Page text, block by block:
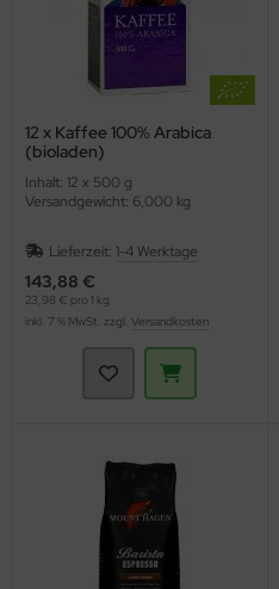
12 x Kaffee 100% Arabica
(bioladen)
Inhalt: 12 x 500 g
Versandgewicht: 6,000 kg
Lieferzeit: 1-4 Werktage
143,88 €
23,98 € pro 1 kg
inkl. 7 % MwSt. zzgl. Versandkosten